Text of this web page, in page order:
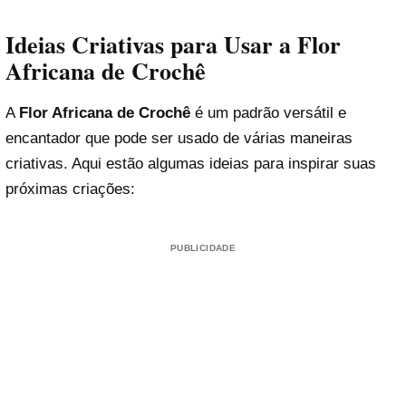
Ideias Criativas para Usar a Flor
Africana de Crochê
A Flor Africana de Crochê é um padrão versátil e
encantador que pode ser usado de várias maneiras
criativas. Aqui estão algumas ideias para inspirar suas
próximas criações:
PUBLICIDADE